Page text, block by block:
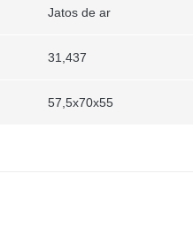
Jatos de ar
31,437
57,5x70x55